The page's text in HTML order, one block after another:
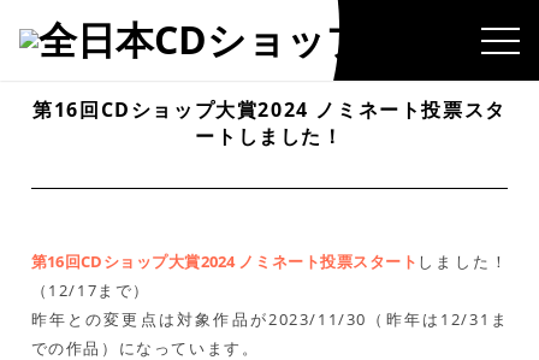
第16回CDショップ大賞2024 ノミネート投票スタ
ートしました！
第16回CDショップ大賞2024 ノミネート投票スタート しました！
（12/17まで）
昨年との変更点は対象作品が2023/11/30（昨年は12/31ま
での作品）になっています。